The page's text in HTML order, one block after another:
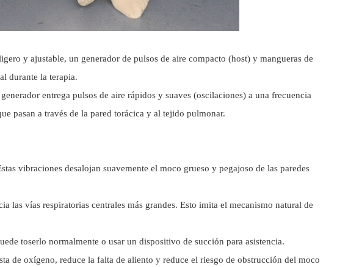
y ajustable, un generador de pulsos de aire compacto (host) y mangueras de
durante la terapia.
entrega pulsos de aire rápidos y suaves (oscilaciones) a una frecuencia
pasan a través de la pared torácica y al tejido pulmonar.
vibraciones desalojan suavemente el moco grueso y pegajoso de las paredes
las vías respiratorias centrales más grandes. Esto imita el mecanismo natural de
toserlo normalmente o usar un dispositivo de succión para asistencia.
de oxígeno, reduce la falta de aliento y reduce el riesgo de obstrucción del moco